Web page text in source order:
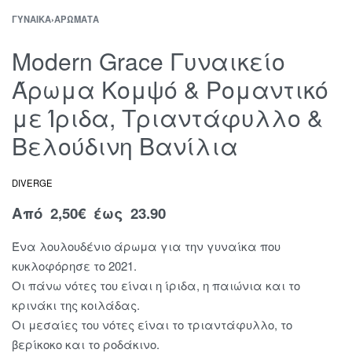
ΓΥΝΑΊΚΑ›ΑΡΏΜΑΤΑ
Modern Grace Γυναικείο
Άρωμα Κομψό & Ρομαντικό
με Ίριδα, Τριαντάφυλλο &
Βελούδινη Βανίλια
DIVERGE
Από 2,50€ έως 23.90
Ένα λουλουδένιο άρωμα για την γυναίκα που
κυκλοφόρησε το 2021.
Οι πάνω νότες του είναι η ίριδα, η παιώνια και το
κρινάκι της κοιλάδας.
Οι μεσαίες του νότες είναι το τριαντάφυλλο, το
βερίκοκο και το ροδάκινο.